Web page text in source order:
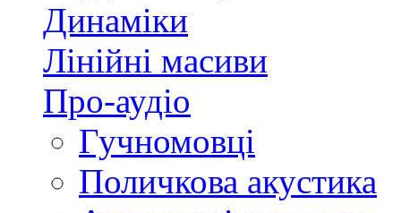
Динаміки
Лінійні масиви
Про-аудіо
Гучномовці
Поличкова акустика